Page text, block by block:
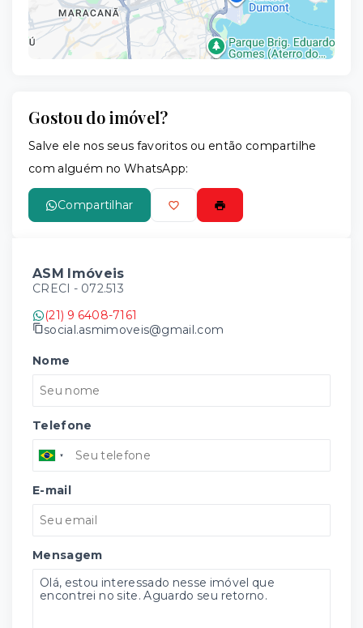
Gostou do imóvel?
Salve ele nos seus favoritos ou então compartilhe
com alguém no WhatsApp:
Compartilhar
ASM Imóveis
CRECI - 072.513
(21) 9 6408-7161
social.asmimoveis@gmail.com
Nome
Telefone
E-mail
Mensagem